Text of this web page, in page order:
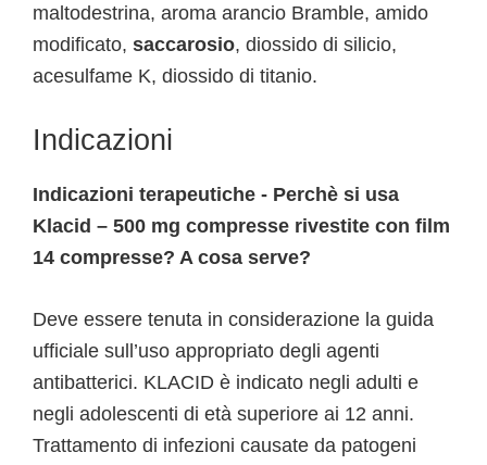
maltodestrina, aroma arancio Bramble, amido
modificato, saccarosio, diossido di silicio,
acesulfame K, diossido di titanio.
Indicazioni
Indicazioni terapeutiche - Perchè si usa
Klacid – 500 mg compresse rivestite con film
14 compresse? A cosa serve?
Deve essere tenuta in considerazione la guida
ufficiale sull’uso appropriato degli agenti
antibatterici. KLACID è indicato negli adulti e
negli adolescenti di età superiore ai 12 anni.
Trattamento di infezioni causate da patogeni